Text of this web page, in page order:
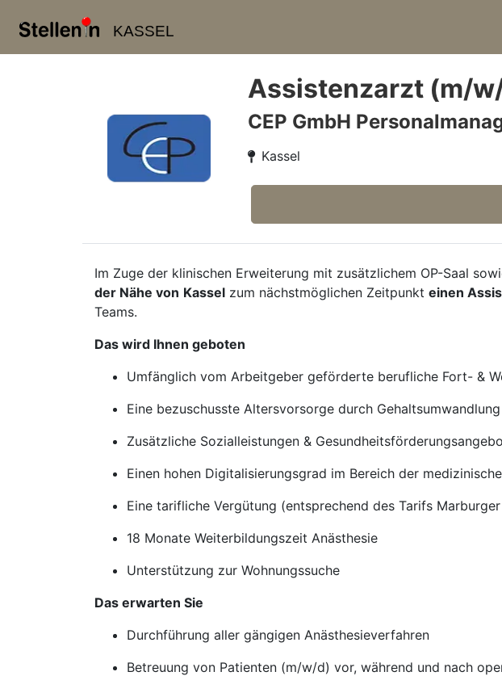
KASSEL
Assistenzarzt (m/
CEP GmbH
Kassel
Im Zuge der klinischen Erweiterung mit zusätzlichem OP-Saal
der Nähe von Kassel zum nächstmöglichen Zeitpunkt einen
Teams.
Das wird Ihnen geboten
Umfänglich vom Arbeitgeber geförderte berufliche Fort- &
Eine bezuschusste Altersvorsorge durch
Zusätzliche Sozialleistungen &
Einen hohen Digitalisierungsgrad im Bereich der
Eine tarifliche Vergütung (entsprechend des Tarifs Marburger
18 Monate Weiterbildungszeit Anästhesie
Unterstützung zur Wohnungssuche
Das erwarten Sie
Durchführung aller gängigen Anästhesieverfahren
Betreuung von Patienten (m/w/d) vor, während und nach